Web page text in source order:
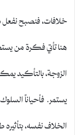
خلافات، فنصبح نفعل
هنا تأتي فكرة من
الزوجة، بالتأكيد
يستمر. فأحياناً
الخلاف نفسه،